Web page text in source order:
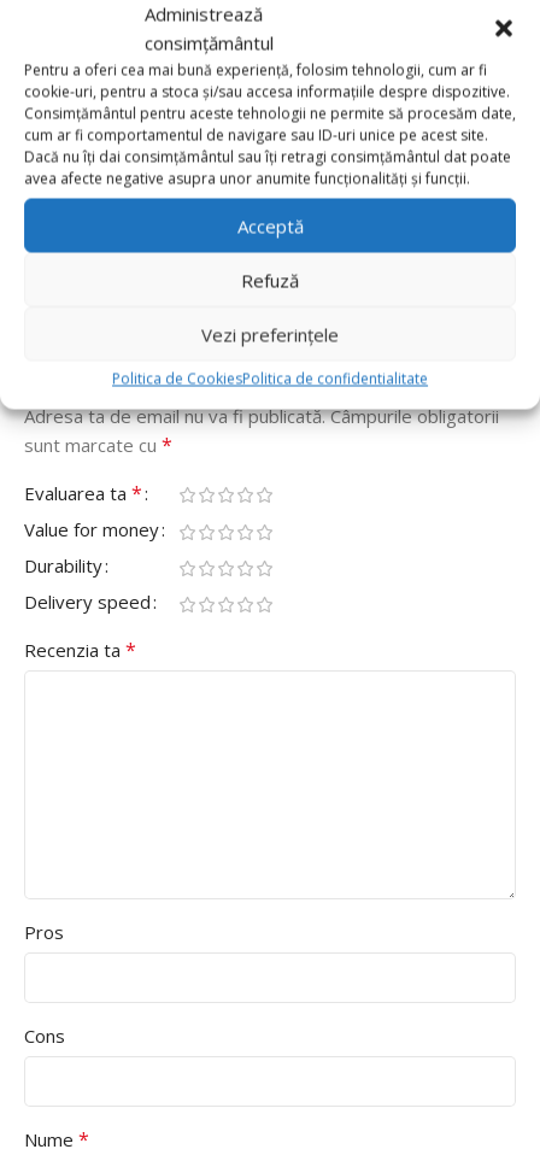
Administrează
consimțământul
Pentru a oferi cea mai bună experiență, folosim tehnologii, cum ar fi
cookie-uri, pentru a stoca și/sau accesa informațiile despre dispozitive.
Consimțământul pentru aceste tehnologii ne permite să procesăm date,
cum ar fi comportamentul de navigare sau ID-uri unice pe acest site.
Dacă nu îți dai consimțământul sau îți retragi consimțământul dat poate
avea afecte negative asupra unor anumite funcționalități și funcții.
Acceptă
Refuză
Vezi preferințele
Politica de CookiesPolitica de confidentialitate
Recenzii de la clienti
0 reviews
0
0
Fii primul care scrii o recenzie pentru „Balon Folie
Adresa ta de email nu va fi publicată. Câmpurile obligatorii
sunt marcate cu *
Evaluarea ta *
Value for money
Durability
Delivery speed
Recenzia ta *
Pros
Cons
Nume *